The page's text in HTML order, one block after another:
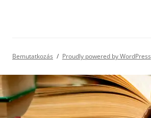
Bemutatkozás Proudly powered by WordPress